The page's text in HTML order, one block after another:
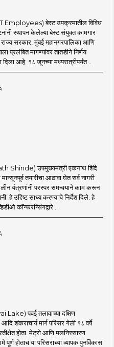
Employees) बेस्ट उपक्रमातील विविध
स्थापन केलेल्या बेस्ट संयुक्त कामगार
सरकार, मुंबई महानगरपालिका आणि
प्रलंबित मागण्यांवर तातडीने निर्णय
दिला आहे. १८ जूनच्या मध्यरात्रीपर्यंत ..
Shinde) उपमुख्यमंत्री एकनाथ शिंदे
तयारीचा आढावा घेत सर्व नागरी
यंत्रणांनी परस्पर समन्वयाने काम करून
हे उद्दिष्ट साध्य करण्याचे निर्देश दिले. हे
कॉन्फरन्सिंगद्वारे ..
Lake) पवई तलावाच्या दक्षिण
आदि शंकराचार्य मार्ग परिसर गेली १८ वर्षे
होता. मेट्रो आणि मलनिस्सारण
पूर्ण होताच या परिसराच्या व्यापक पुनर्विकास